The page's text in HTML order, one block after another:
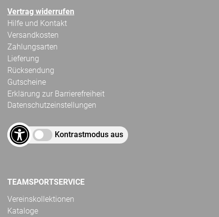
Vertrag widerrufen
Hilfe und Kontakt
Versandkosten
Zahlungsarten
Lieferung
Rücksendung
Gutscheine
Erklärung zur Barrierefreiheit
Datenschutzeinstellungen
Kontrastmodus aus
TEAMSPORTSERVICE
Vereinskollektionen
Kataloge